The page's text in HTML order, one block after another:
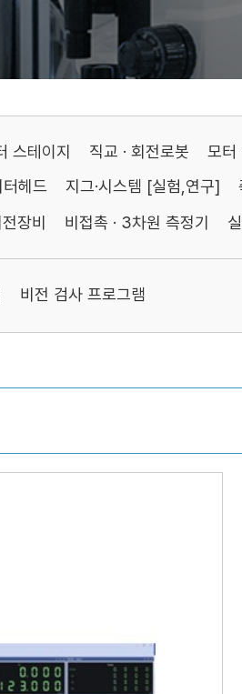
스테이지 직교 · 회전로봇 모터
터헤드
지그·시스템 [실험,연구]
장비 비접촉 · 3차원 측정기
비전 검사 프로그램